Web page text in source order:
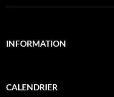
INFORMATION
CALENDRIER